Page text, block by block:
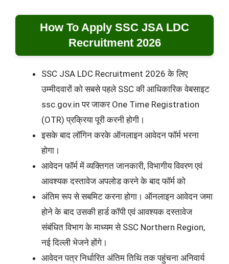
How To Apply SSC JSA LDC
Recruitment 2026
SSC JSA LDC Recruitment 2026 के लिए
उम्मीदवारों को सबसे पहले SSC की आधिकारिक वेबसाइट
ssc.gov.in पर जाकर One Time Registration
(OTR) प्रक्रिया पूरी करनी होगी।
इसके बाद लॉगिन करके ऑनलाइन आवेदन फॉर्म भरना
होगा।
आवेदन फॉर्म में व्यक्तिगत जानकारी, विभागीय विवरण एवं
आवश्यक दस्तावेज अपलोड करने के बाद फॉर्म को
अंतिम रूप से सबमिट करना होगा। ऑनलाइन आवेदन जमा
होने के बाद उसकी हार्ड कॉपी एवं आवश्यक दस्तावेज
संबंधित विभाग के माध्यम से SSC Northern Region,
नई दिल्ली भेजने होंगे।
आवेदन पत्र निर्धारित अंतिम तिथि तक पहुंचना अनिवार्य